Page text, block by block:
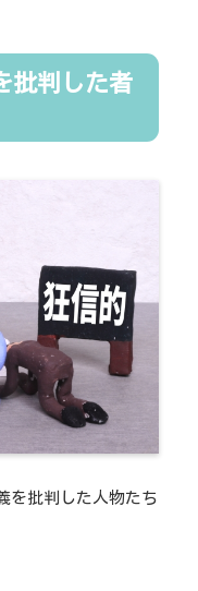
批判した者
を批判した人物たち